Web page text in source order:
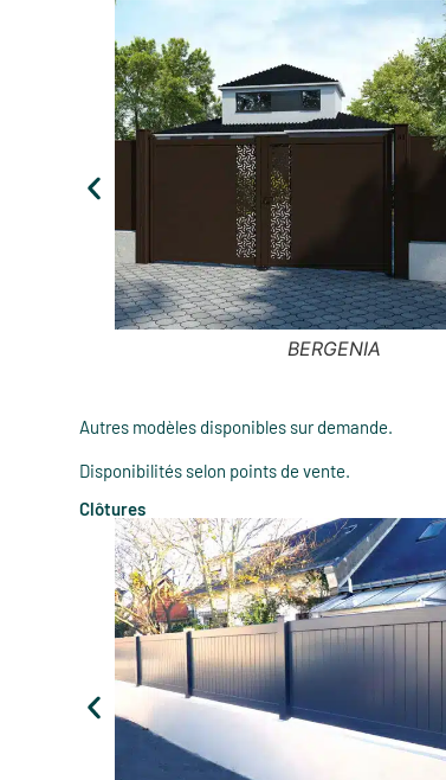
MELEZE
Autres modèles disponibles sur demande.
Disponibilités selon points de vente.
Clôtures